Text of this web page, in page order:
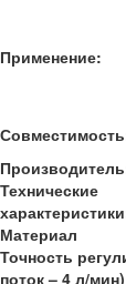
Применение:
Технические
Материал
Точность
поток – 4 л/мин)